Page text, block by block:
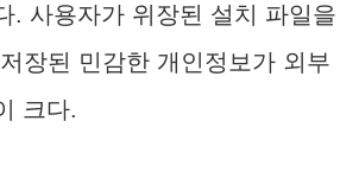
. 사용자가 위장된 설치 파일을
장된 민감한 개인정보가 외부
크다.